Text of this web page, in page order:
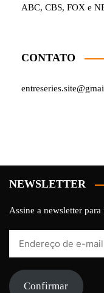
ABC, CBS, FOX e
CONTATO
NEWSLETTER
Assine a newsletter
mail Confirmar